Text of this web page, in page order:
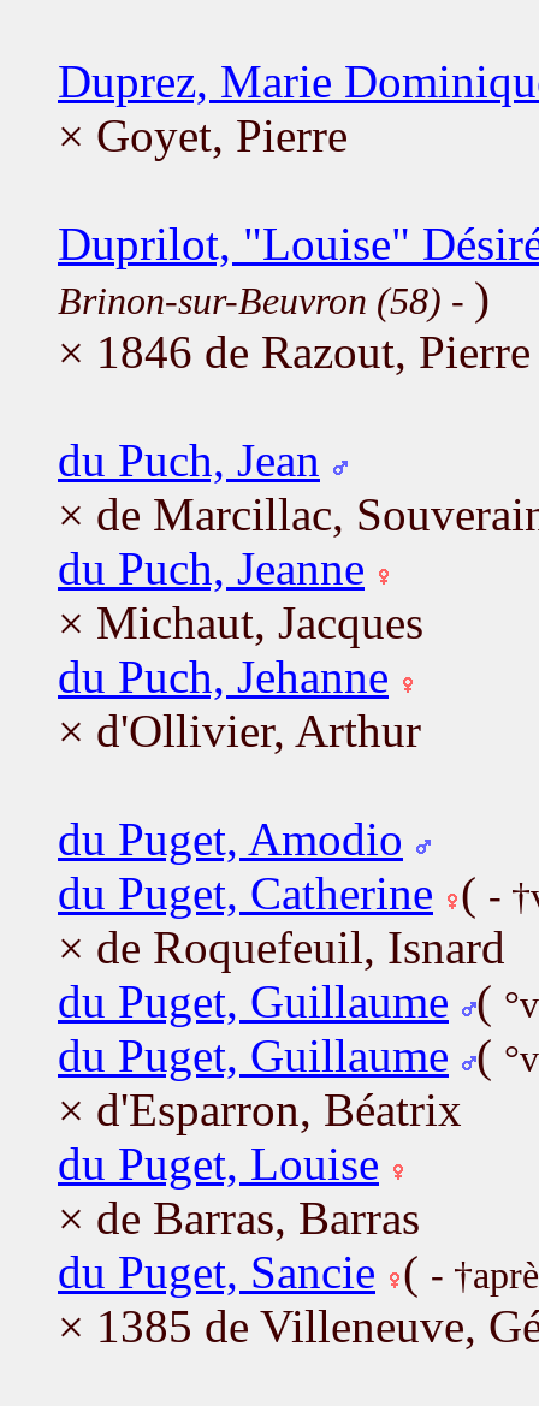
Duprez, Marie
× Goyet, Pierre
Duprilot, "Louise"
Brinon-sur-Beuvron (58) - )
× 1846 de Razout,
du Puch, Jean
× de Marcillac,
du Puch, Jeanne
× Michaut, Jacques
du Puch, Jehanne
× d'Ollivier, Arthur
du Puget, Amodio
du Puget, Catherine ( -
× de Roquefeuil, Isnard
du Puget, Guillaume (
du Puget, Guillaume (
× d'Esparron, Béatrix
du Puget, Louise
× de Barras, Barras
du Puget, Sancie ( -
× 1385 de Villeneuve,